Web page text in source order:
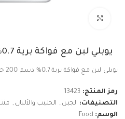
يوبلي لبن مع فواكة برية 0.7% دسم 200 جم
يوبلي لبن مع فواكة برية 0.7% دسم 200 جم
رمز المنتج: 13423
التصنيفات: الجبن , الحليب والألبان ,
الوسم: Food